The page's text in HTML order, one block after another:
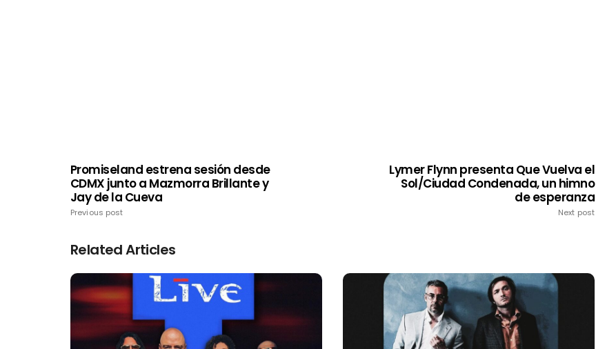
Promiseland estrena sesión desde
CDMX junto a Mazmorra Brillante y
Jay de la Cueva
Previous post
Lymer Flynn presenta Que Vuelva el
Sol/Ciudad Condenada, un himno
de esperanza
Next post
Related Articles